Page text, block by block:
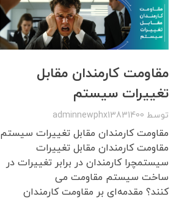
مقاومت کارمندان مقابل
تغییرات سیستم
توسط adminnewphx13831400
مقاومت کارمندان مقابل تغییرات سیستم
مقاومت کارمندان مقابل تغییرات
سیستمچرا کارمندان در برابر تغییرات در
ساخت سیستم مقاومت می
کنند؟ مقدمه‌ای بر مقاومت کارمندان